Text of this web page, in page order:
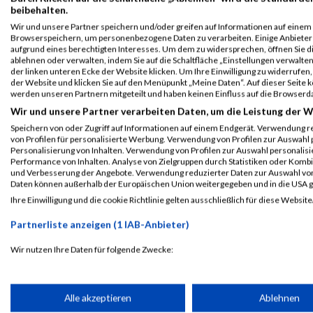
30. Juni 2026
B2Run Freiburg
Ergebnisse
18. Juni 2026
RUN5 TEAMSTAFFEL
Ergebnisse
PASSENDE VERANSTALTUNGEN
16. September 2026
B2Run Berlin
Jetzt anmelden!
9. September 2026
B2Run Köln
Jetzt anmelden!
1. September 2026
B2Run Gelsenkirchen
25. August 2026
B2Run Hamburg
Jetzt anmelden!
ALBUM B2RUN MÜNCHEN / 15.07.2026
beibehalten.
Wir und unsere Partner speichern und/oder greifen auf Informationen auf einem
Browserspeichern, um personenbezogene Daten zu verarbeiten. Einige
aufgrund eines berechtigten Interesses. Um dem zu widersprechen, öffnen Sie
ablehnen oder verwalten, indem Sie auf die Schaltfläche „Einstellungen
der linken unteren Ecke der Website klicken. Um Ihre Einwilligung zu
der Website und klicken Sie auf den Menüpunkt „Meine Daten“. Auf dieser
werden unseren Partnern mitgeteilt und haben keinen Einfluss auf die
Wir und unsere Partner verarbeiten Daten, um die Leistung der
Speichern von oder Zugriff auf Informationen auf einem Endgerät. Verwendung
von Profilen für personalisierte Werbung. Verwendung von Profilen zur
Personalisierung von Inhalten. Verwendung von Profilen zur Auswahl
Performance von Inhalten. Analyse von Zielgruppen durch Statistiken oder
und Verbesserung der Angebote. Verwendung reduzierter Daten zur Auswahl
Daten können außerhalb der Europäischen Union weitergegeben und in die USA
Ihre Einwilligung und die cookie Richtlinie gelten ausschließlich für diese
Partnerliste anzeigen (1 IAB-Anbieter)
Wir nutzen Ihre Daten für folgende Zwecke:
Speichern von oder Zugriff auf Informationen auf einem
Alle akzeptieren Ablehnen